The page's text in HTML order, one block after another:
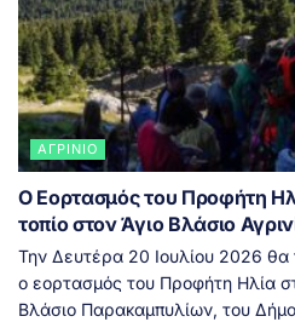
ΑΓΡΊΝΙΟ
O Εορτασμός του Προφήτη
τοπίο στον Άγιο Βλάσιο
Την Δευτέρα 20 Ιουλίου 2026
ο εορτασμός του Προφήτη Ηλία
Βλάσιο Παρακαμπυλίων, του